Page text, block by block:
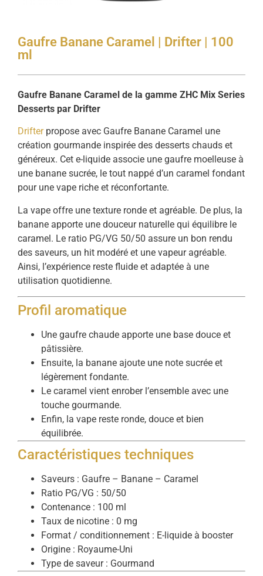
Gaufre Banane Caramel | Drifter | 100
ml
Gaufre Banane Caramel de la gamme ZHC Mix Series
Desserts par Drifter
Drifterpropose avec Gaufre Banane Caramel une
création gourmande inspirée des desserts chauds et
généreux. Cet e-liquide associe une gaufre moelleuse à
une banane sucrée, le tout nappé d’un caramel fondant
pour une vape riche et réconfortante.
La vape offre une texture ronde et agréable. De plus, la
banane apporte une douceur naturelle qui équilibre le
caramel. Le ratio PG/VG 50/50 assure un bon rendu
des saveurs, un hit modéré et une vapeur agréable.
Ainsi, l’expérience reste fluide et adaptée à une
utilisation quotidienne.
Profil aromatique
Une gaufre chaude apporte une base douce et
pâtissière.
Ensuite, la banane ajoute une note sucrée et
légèrement fondante.
Le caramel vient enrober l’ensemble avec une
touche gourmande.
Enfin, la vape reste ronde, douce et bien
équilibrée.
Caractéristiques techniques
Saveurs : Gaufre – Banane – Caramel
Ratio PG/VG : 50/50
Contenance : 100 ml
Taux de nicotine : 0 mg
Format / conditionnement : E-liquide à booster
Origine : Royaume-Uni
Type de saveur : Gourmand